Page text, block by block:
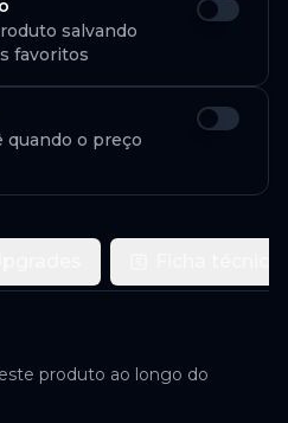
salvando
favoritos
quando o preço
produto ao longo do